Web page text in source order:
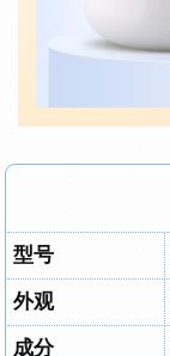
型号
外观
成分